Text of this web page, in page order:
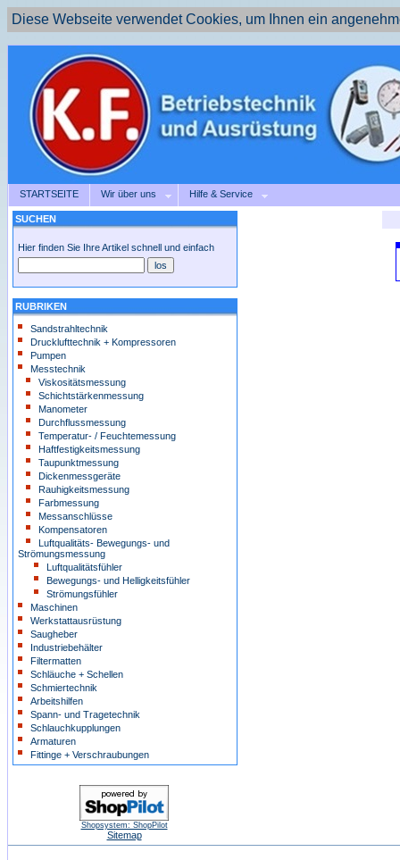
Diese Webseite verwendet Cookies, um Ihnen ein
STARTSEITE Wir über uns Hilfe & Service
SUCHEN
Hier finden Sie Ihre Artikel schnell und einfach
RUBRIKEN
Sandstrahltechnik
Drucklufttechnik + Kompressoren
Pumpen
Messtechnik
Viskositätsmessung
Schichtstärkenmessung
Manometer
Durchflussmessung
Temperatur- / Feuchtemessung
Haftfestigkeitsmessung
Taupunktmessung
Dickenmessgeräte
Rauhigkeitsmessung
Farbmessung
Messanschlüsse
Kompensatoren
Luftqualitäts- Bewegungs- und
Strömungsmessung
Luftqualitätsfühler
Bewegungs- und Helligkeitsfühler
Strömungsfühler
Maschinen
Werkstattausrüstung
Saugheber
Industriebehälter
Filtermatten
Schläuche + Schellen
Schmiertechnik
Arbeitshilfen
Spann- und Tragetechnik
Schlauchkupplungen
Armaturen
Fittinge + Verschraubungen
Shopsystem: ShopPilot
Sitemap